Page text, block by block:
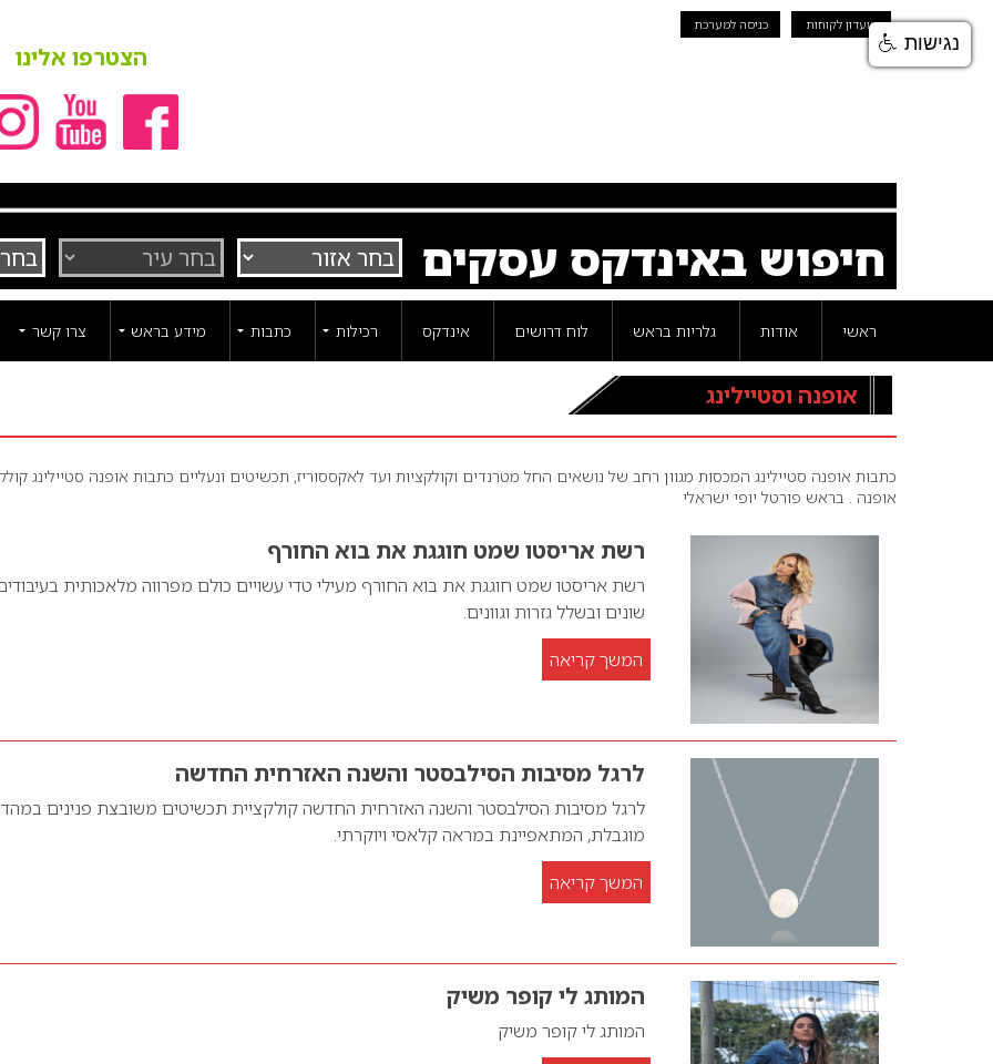
מועדון לקוחות כניסה למערכת
הצטרפו אלינו
חיפוש באינדקס עסקים
ראשי אודות גלריות בראש לוח דרושים אינדקס רכילות כתבות מידע בראש צרו קשר
אופנה וסטיילינג
כתבות אופנה סטיילינג המכסות מגוון רחב של נושאים החל מטרנדים וקולקציות ועד לאקססוריז, תכשיטים ונעליים כתבות אופנה סטיילינג
אופנה . בראש פורטל יופי ישראלי
רשת אריסטו שמט חוגגת את בוא החורף
רשת אריסטו שמט חוגגת את בוא החורף מעילי טדי עשויים כולם מפרווה מלאכותית
שונים ובשלל גזרות וגוונים.
המשך קריאה
לרגל מסיבות הסילבסטר והשנה האזרחית החדשה
לרגל מסיבות הסילבסטר והשנה האזרחית החדשה קולקציית תכשיטים משובצת פנינים
מוגבלת, המתאפיינת במראה קלאסי ויוקרתי.
המשך קריאה
המותג לי קופר משיק
המותג לי קופר משיק
נגישות